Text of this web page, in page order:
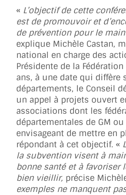
« L’objectif de cette
est de promouvoir et
de prévention pour le
explique Michèle Castan,
national en charge des
Présidente de la
ans, à une date qui diffère
départements, le Conseil
un appel à projets ouvert
associations dont les
départementales de GM
envisageant de mettre en
répondant à cet objectif. «
la subvention visent à
bonne santé et à favoriser
bien vieillir, précise
exemples ne manquent